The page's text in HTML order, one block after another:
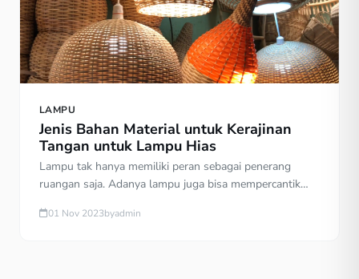
LAMPU
Jenis Bahan Material untuk Kerajinan
Tangan untuk Lampu Hias
Lampu tak hanya memiliki peran sebagai penerang
ruangan saja. Adanya lampu juga bisa mempercantik
lampu hias memiliki cakupan yang cukup luas. Ini bisa
01 Nov 2023byadmin